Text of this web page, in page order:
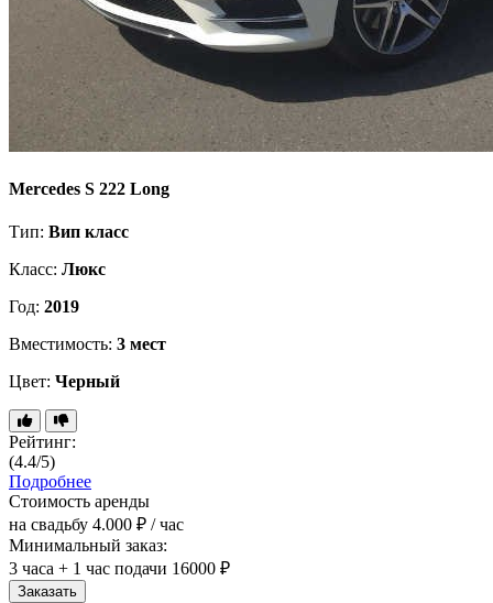
Mercedes S 222 Long
Тип: Вип класс
Класс: Люкс
Год: 2019
Вместимость: 3 мест
Цвет: Черный
Рейтинг:
(4.4/5)
Подробнее
Стоимость аренды
на свадьбу 4.000 ₽ / час
Минимальный заказ:
3 часа + 1 час подачи 16000 ₽
Заказать